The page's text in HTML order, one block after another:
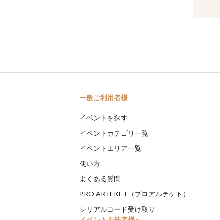
一般ご利用者様
イベントを探す
イベントカテゴリ一覧
イベントエリア一覧
使い方
よくある質問
PRO ARTEKET（プロアルテケト）
シリアルコード受け取り